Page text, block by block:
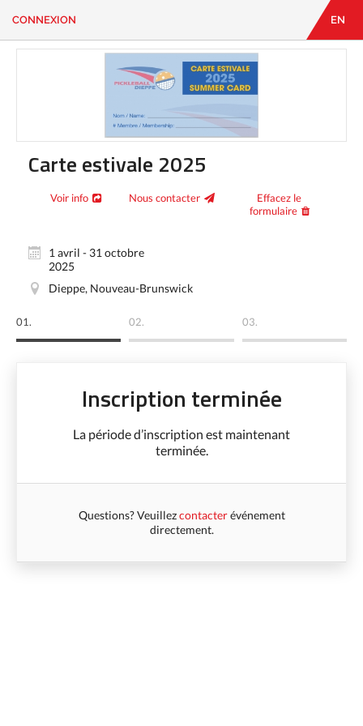
CONNEXION
chose?
CONNEXION EN
Carte estivale 2025
Voir info Nous contacter
Effacez le
formulaire
1 avril - 31 octobre
2025
Dieppe, Nouveau-Brunswick
01. 02. 03.
Inscription terminée
La période d’inscription est maintenant
terminée.
Questions? Veuillezcontacterévénement
directement.